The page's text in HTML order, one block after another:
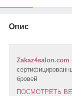
Опис
Zakaz4salon.com
бровей
ПОСМОТРЕТЬ